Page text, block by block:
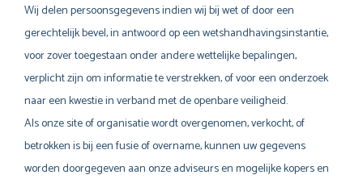
Wij delen persoonsgegevens indien wij bij wet of door een
gerechtelijk bevel, in antwoord op een wetshandhavingsinstantie,
voor zover toegestaan onder andere wettelijke bepalingen,
verplicht zijn om informatie te verstrekken, of voor een onderzoek
naar een kwestie in verband met de openbare veiligheid.
Als onze site of organisatie wordt overgenomen, verkocht, of
betrokken is bij een fusie of overname, kunnen uw gegevens
worden doorgegeven aan onze adviseurs en mogelijke kopers en